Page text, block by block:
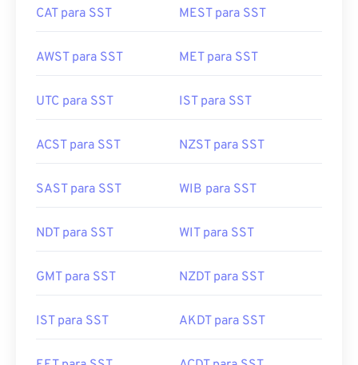
CAT para SST MEST para SST
AWST para SST MET para SST
UTC para SST IST para SST
ACST para SST NZST para SST
SAST para SST WIB para SST
NDT para SST WIT para SST
GMT para SST NZDT para SST
IST para SST AKDT para SST